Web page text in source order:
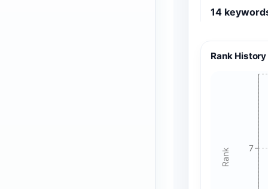
14
Rank History
7
Rank